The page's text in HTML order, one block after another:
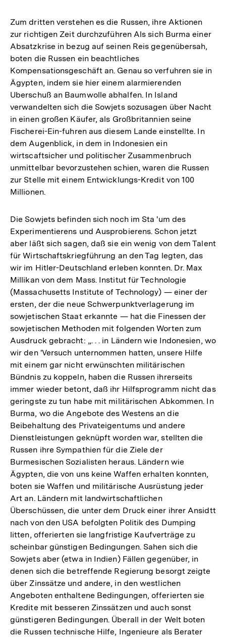
Zum dritten verstehen es die Russen, ihre Aktionen
zur richtigen Zeit durchzuführen Als sich Burma einer
Absatzkrise in bezug auf seinen Reis gegenübersah,
boten die Russen ein beachtliches
Kompensationsgeschäft an. Genau so verfuhren sie in
Ägypten, indem sie hier einem alarmierenden
Uberschuß an Baumwolle abhalfen. In Island
verwandelten sich die Sowjets sozusagen über Nacht
in einen großen Käufer, als Großbritannien seine
Fischerei-Ein-fuhren aus diesem Lande einstellte. In
dem Augenblick, in dem in Indonesien ein
wirtscaftsicher und politischer Zusammenbruch
unmittelbar bevorzustehen schien, waren die Russen
zur Stelle mit einem Entwicklungs-Kredit von 100
Millionen.
Die Sowjets befinden sich noch im Sta 'um des
Experimentierens und Ausprobierens. Schon jetzt
aber läßt sich sagen, daß sie ein wenig von dem Talent
für Wirtschaftskriegführung an den Tag legten, das
wir im Hitler-Deutschland erleben konnten. Dr. Max
Millikan von dem Mass. Institut für Technologie
(Massachusetts Institute of Technology) — einer der
ersten, der die neue Schwerpunktverlagerung im
sowjetischen Staat erkannte — hat die Finessen der
sowjetischen Methoden mit folgenden Worten zum
Ausdruck gebracht: „. . . in Ländern wie Indonesien, wo
wir den 'Versuch unternommen hatten, unsere Hilfe
mit einem gar nicht erwünschten militärischen
Bündnis zu koppeln, haben die Russen ihrerseits
immer wieder betont, daß ihr Hilfsprogramm nicht das
geringste zu tun habe mit militärischen Abkommen. In
Burma, wo die Angebote des Westens an die
Beibehaltung des Privateigentums und andere
Dienstleistungen geknüpft worden war, stellten die
Russen ihre Sympathien für die Ziele der
Burmesischen Sozialisten heraus. Ländern wie
Ägypten, die von uns keine Waffen erhalten konnten,
boten sie Waffen und militärische Ausrüstung jeder
Art an. Ländern mit landwirtschaftlichen
Überschüssen, die unter dem Druck einer ihrer Ansidtt
nach von den USA befolgten Politik des Dumping
litten, offerierten sie langfristige Kaufverträge zu
scheinbar günstigen Bedingungen. Sahen sich die
Sowjets aber (etwa in Indien) Fällen gegenüber, in
denen sich die betreffende Regierung besorgt zeigte
über Zinssätze und andere, in den westlichen
Angeboten enthaltene Bedingungen, offerierten sie
Kredite mit besseren Zinssätzen und auch sonst
günstigeren Bedingungen. Überall in der Welt boten
die Russen technische Hilfe, Ingenieure als Berater